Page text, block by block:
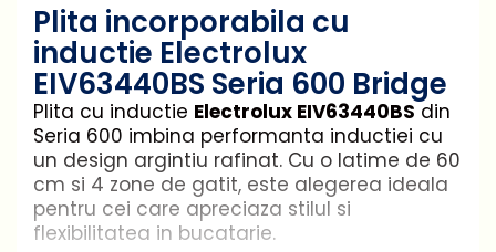
Plita incorporabila cu
inductie Electrolux
EIV63440BS Seria 600 Bridge
Plita cu inductie Electrolux EIV63440BS din
Seria 600 imbina performanta inductiei cu
un design argintiu rafinat. Cu o latime de 60
cm si 4 zone de gatit, este alegerea ideala
pentru cei care apreciaza stilul si
flexibilitatea in bucatarie.